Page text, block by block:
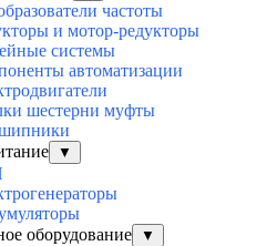
частоты
и мотор-редукторы
системы
автоматизации
шестерни муфты
▼
оборудование
▼